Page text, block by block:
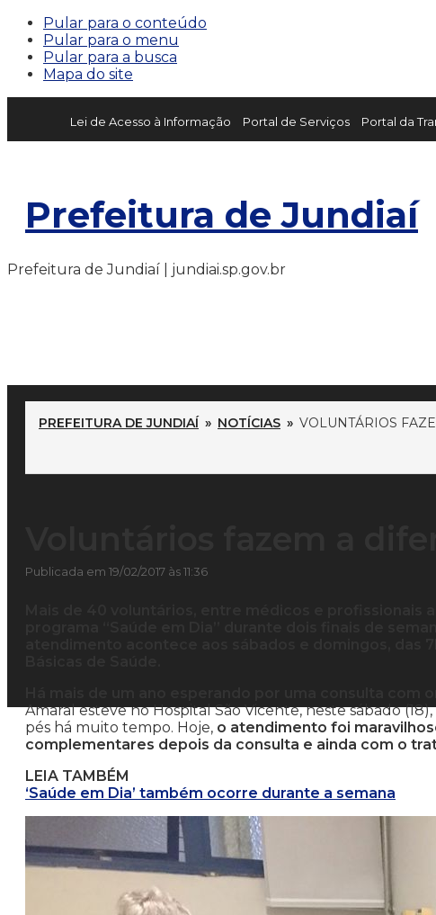
Pular para o conteúdo
Pular para o menu
Pular para a busca
Mapa do site
Lei de Acesso à Informação Portal de Serviços Portal da
Prefeitura de Jundiaí
Prefeitura de Jundiaí | jundiai.sp.gov.br
PREFEITURA DE JUNDIAÍ » NOTÍCIAS » VOLUNTÁRIOS
Publicada em 19/02/2017 às 11:36
Amaral esteve no Hospital São Vicente, neste sábado
pés há muito tempo. Hoje, o atendimento foi
complementares depois da consulta e ainda com o
LEIA TAMBÉM
‘Saúde em Dia’ também ocorre durante a semana